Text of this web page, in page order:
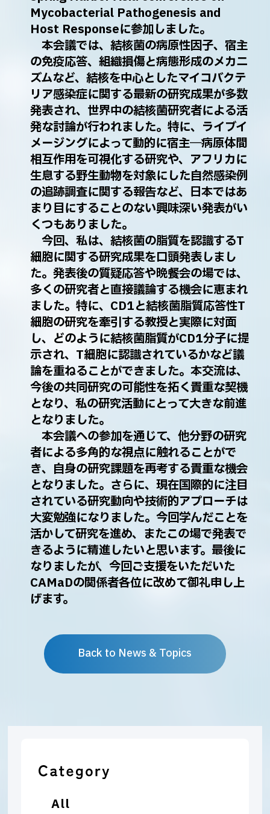
All
Mycobacterial Pathogenesis and
Host Responseに参加しました。
本会議では、結核菌の病原性因子、宿主
の免疫応答、組織損傷と病態形成のメカニ
ズムなど、結核を中心としたマイコバクテ
リア感染症に関する最新の研究成果が多数
発表され、世界中の結核菌研究者による活
発な討論が行われました。特に、ライブイ
メージングによって動的に宿主―病原体間
相互作用を可視化する研究や、アフリカに
生息する野生動物を対象にした自然感染例
の追跡調査に関する報告など、日本ではあ
まり目にすることのない興味深い発表がい
くつもありました。
今回、私は、結核菌の脂質を認識するT
細胞に関する研究成果を口頭発表しまし
た。発表後の質疑応答や晩餐会の場では、
多くの研究者と直接議論する機会に恵まれ
ました。特に、CD1と結核菌脂質応答性T
細胞の研究を牽引する教授と実際に対面
し、どのように結核菌脂質がCD1分子に提
示され、T細胞に認識されているかなど議
論を重ねることができました。本交流は、
今後の共同研究の可能性を拓く貴重な契機
となり、私の研究活動にとって大きな前進
となりました。
本会議への参加を通じて、他分野の研究
者による多角的な視点に触れることがで
き、自身の研究課題を再考する貴重な機会
となりました。さらに、現在国際的に注目
されている研究動向や技術的アプローチは
大変勉強になりました。今回学んだことを
活かして研究を進め、またこの場で発表で
きるように精進したいと思います。最後に
なりましたが、今回ご支援をいただいた
CAMaDの関係者各位に改めて御礼申し上
げます。
Back to News & Topics